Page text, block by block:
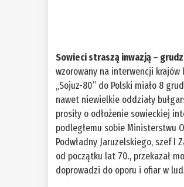
Sowieci straszą inwazją –
wzorowany na interwencji krajów
„Sojuz-80” do Polski miało 8
nawet niewielkie oddziały
prosiły o odłożenie sowieckiej
podległemu sobie Ministerstwu
Podwładny Jaruzelskiego, szef I
od początku lat 70., przekazał
doprowadzi do oporu i ofiar w